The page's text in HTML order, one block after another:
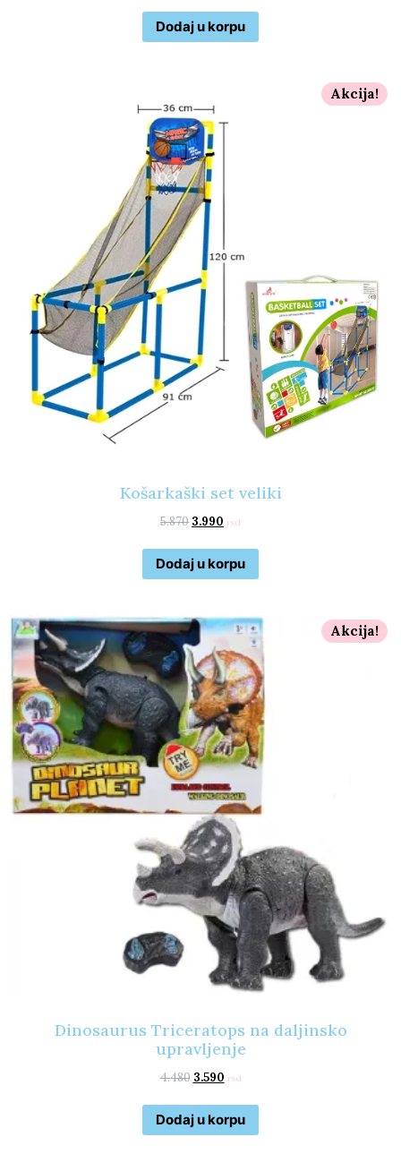
Dodaj u korpu
Akcija!
Košarkaški set veliki
5.870 3.990 rsd
Dodaj u korpu
Akcija!
Dinosaurus Triceratops na daljinsko
upravljenje
4.480 3.590 rsd
Dodaj u korpu